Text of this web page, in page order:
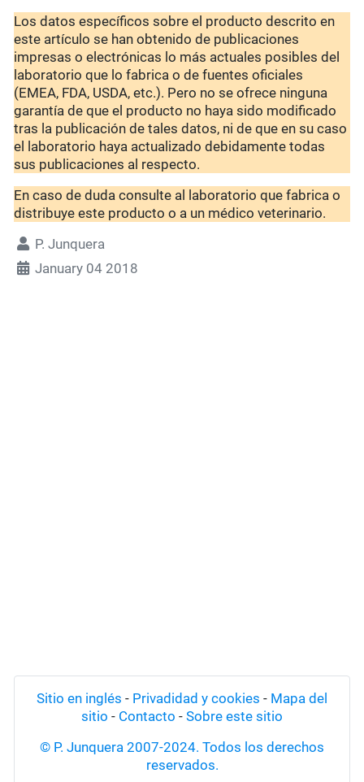
Los datos específicos sobre el producto descrito en
este artículo se han obtenido de publicaciones
impresas o electrónicas lo más actuales posibles del
laboratorio que lo fabrica o de fuentes oficiales
(EMEA, FDA, USDA, etc.). Pero no se ofrece ninguna
garantía de que el producto no haya sido modificado
tras la publicación de tales datos, ni de que en su caso
el laboratorio haya actualizado debidamente todas
sus publicaciones al respecto.
En caso de duda consulte al laboratorio que fabrica o
distribuye este producto o a un médico veterinario.
P. Junquera
January 04 2018
Sitio en inglés - Privadidad y cookies - Mapa del
sitio - Contacto - Sobre este sitio
© P. Junquera 2007-2024. Todos los derechos
reservados.